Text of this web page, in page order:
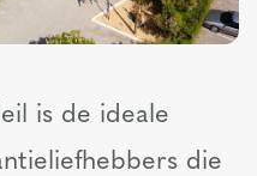
is de ideale
die